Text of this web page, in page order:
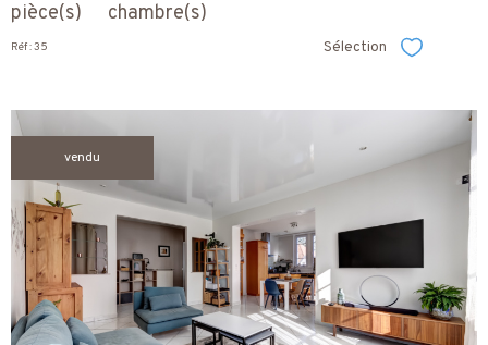
pièce(s) chambre(s)
Réf : 35 Sélection Sélectionner
vendu
voir le
bien